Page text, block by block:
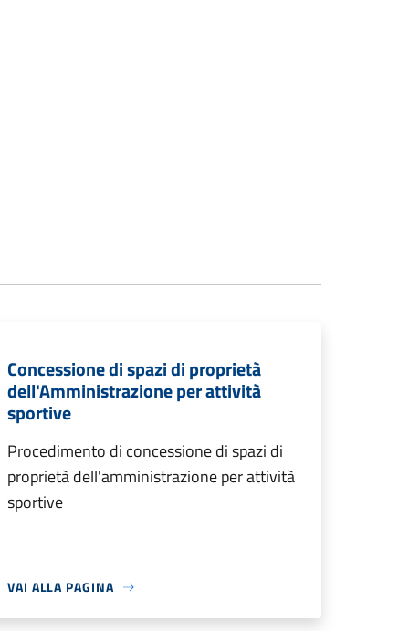
Concessione di spazi di proprietà
dell'Amministrazione per attività
sportive
Procedimento di concessione di spazi di
proprietà dell'amministrazione per attività
sportive
VAI ALLA PAGINA